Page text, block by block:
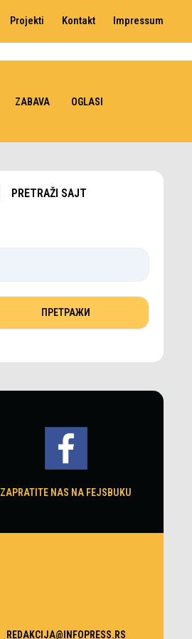
Projekti Kontakt Impressum
ZABAVA OGLASI
PRETRAŽI SAJT
ZAPRATITE NAS NA FEJSBUKU
REDAKCIJA@INFOPRESS.RS